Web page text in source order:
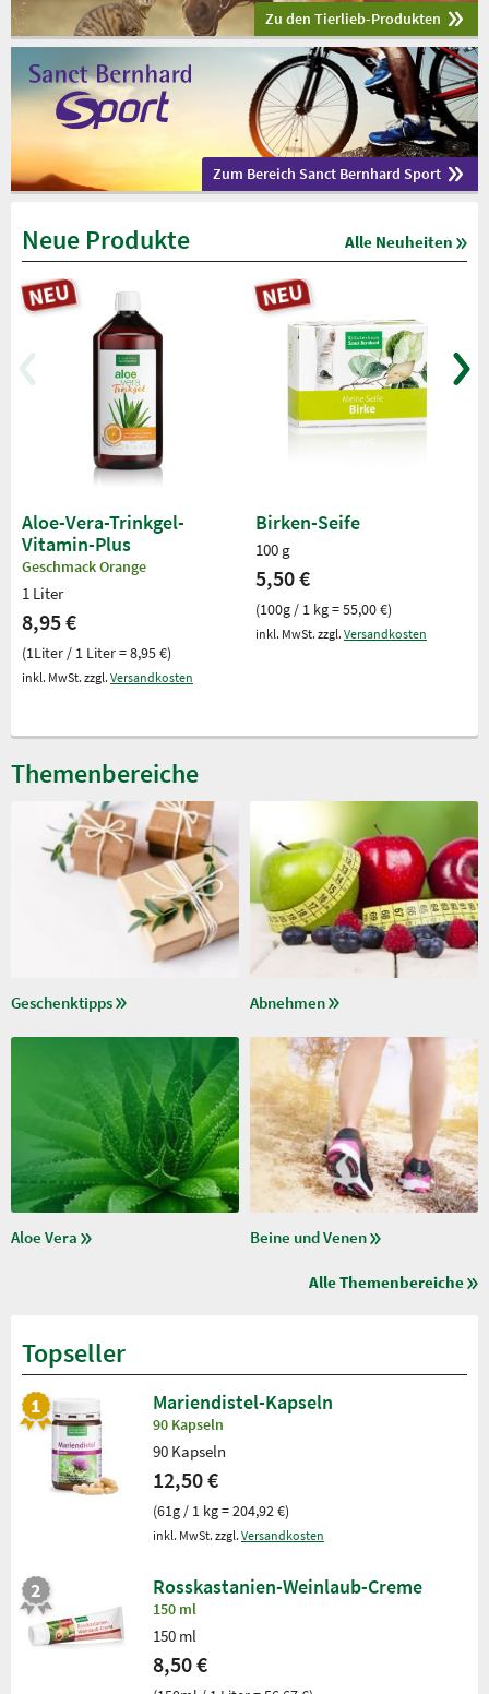
Zu den Tierlieb-Produkten
Zum Bereich Sanct Bernhard Sport
Neue Produkte Alle Neuheiten
Aloe-Vera-Trinkgel-
Vitamin-Plus
Geschmack Orange
1 Liter
8,95 €
(1Liter / 1 Liter = 8,95 €)
inkl. MwSt. zzgl. Versandkosten
Birken-Seife
100 g
5,50 €
(100g / 1 kg = 55,00 €)
inkl. MwSt. zzgl. Versandkosten
Themenbereiche
Geschenktipps Abnehmen
Aloe Vera Beine und Venen
Alle Themenbereiche
Topseller
Mariendistel-Kapseln
90 Kapseln
90 Kapseln
12,50 €
(61g / 1 kg = 204,92 €)
inkl. MwSt. zzgl. Versandkosten
Rosskastanien-Weinlaub-Creme
150 ml
150 ml
8,50 €